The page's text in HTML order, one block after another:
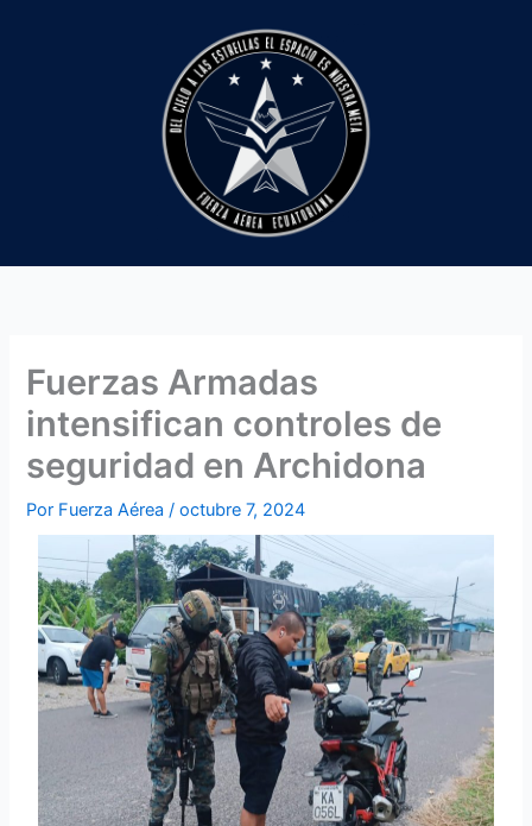
Fuerzas Armadas
intensifican controles de
seguridad en Archidona
Por Fuerza Aérea/octubre 7, 2024